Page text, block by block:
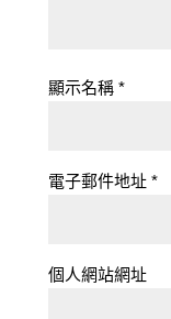
顯示名稱 *
電子郵件地址 *
個人網站網址